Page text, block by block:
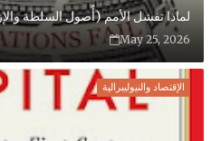
لماذا تفشل الأمم (أًصول السلطة
May 25, 2026
الإقتصاد والنيوليبرالية